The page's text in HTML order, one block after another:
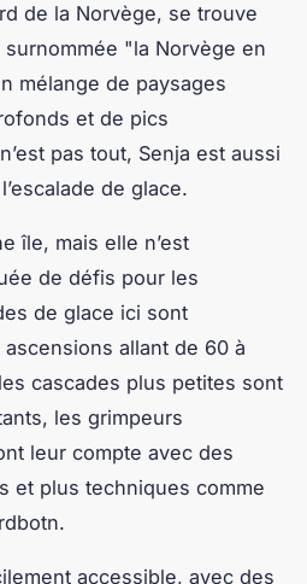
de la Norvège, se trouve
surnommée "la Norvège en
mélange de paysages
et de pics
pas tout, Senja est aussi
de glace.
île, mais elle n’est
de défis pour les
de glace ici sont
allant de 60 à
cascades plus petites sont
les grimpeurs
leur compte avec des
et plus techniques comme
.
accessible, avec des